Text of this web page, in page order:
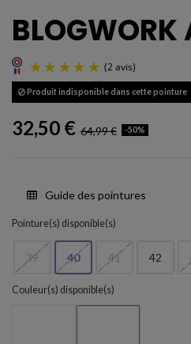
BLOGWORK
Produit indisponible dans cette pointure
32,50 € 64,99 € -50%
Guide des pointures
Pointure(s) disponible(s)
39 40 41 42
Couleur(s) disponible(s)